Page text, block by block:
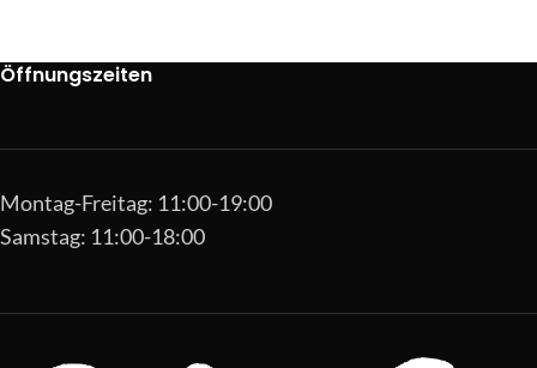
Öffnungszeiten
Montag-Freitag: 11:00-19:00
Samstag: 11:00-18:00